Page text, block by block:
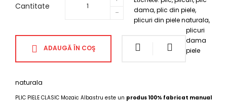
Cantitate
ADAUGĂ ÎN COŞ
dama,plic din piele,
plicuri din piele naturala,
plicuri
dama
piele
naturala
PLIC PIELE CLASIC Mozaic Albastru este un produs 100% fabricat manual